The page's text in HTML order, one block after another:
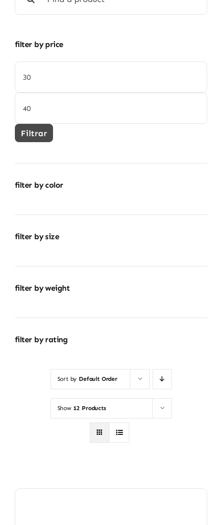
filter by price
mínimo
máximo
Filtrar
filter by color
filter by size
filter by weight
filter by rating
Sort by Default Order
Show 12 Products